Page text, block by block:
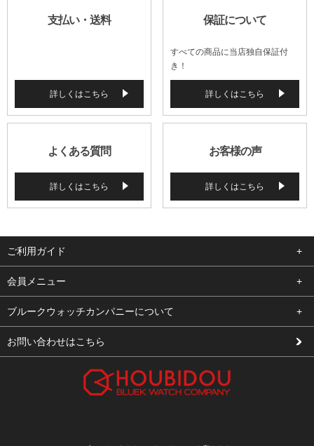
支払い・送料
詳しくはこちら
保証について
すべての商品に当店独自保証付
き！
詳しくはこちら
よくある質問
詳しくはこちら
お客様の声
詳しくはこちら
ご利用ガイド
よくある質問
支払い・送料
修理依頼
会員メニュー
ログイン
お気に入り
ブルークウォッチカンパニーについて
会社概要
お問い合わせはこちら